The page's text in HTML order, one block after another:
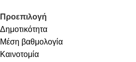
Προεπιλογή
Δημοτικότητα
Μέση βαθμολογία
Καινοτομία